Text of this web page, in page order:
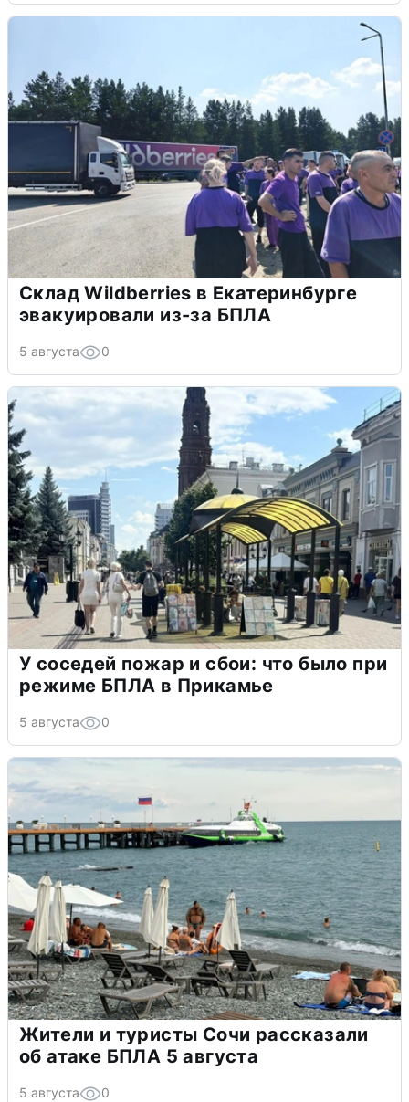
Склад Wildberries в Екатеринбурге
эвакуировали из-за БПЛА
5 августа 0
У соседей пожар и сбои: что было при
режиме БПЛА в Прикамье
5 августа 0
Жители и туристы Сочи рассказали
об атаке БПЛА 5 августа
5 августа 0